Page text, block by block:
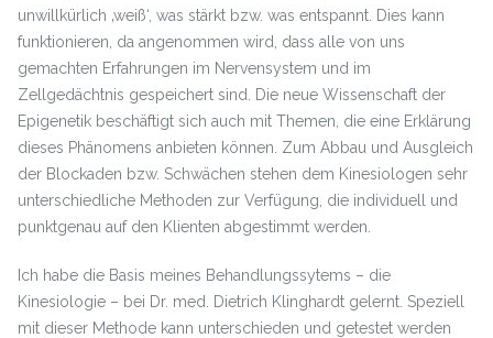
unwillkürlich ‚weiß‘, was stärkt bzw. was entspannt. Dies kann
funktionieren, da angenommen wird, dass alle von uns
gemachten Erfahrungen im Nervensystem und im
Zellgedächtnis gespeichert sind. Die neue Wissenschaft der
Epigenetik beschäftigt sich auch mit Themen, die eine Erklärung
dieses Phänomens anbieten können. Zum Abbau und Ausgleich
der Blockaden bzw. Schwächen stehen dem Kinesiologen sehr
unterschiedliche Methoden zur Verfügung, die individuell und
punktgenau auf den Klienten abgestimmt werden.
Ich habe die Basis meines Behandlungssytems – die
Kinesiologie – bei Dr. med. Dietrich Klinghardt gelernt. Speziell
mit dieser Methode kann unterschieden und getestet werden